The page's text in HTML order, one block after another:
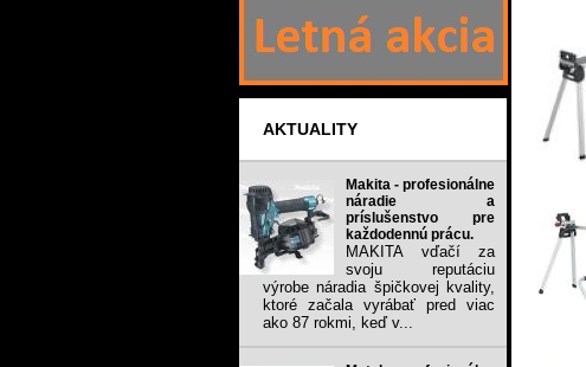
AKTUALITY
Makita - profesionálne
náradie a
príslušenstvo pre
každodennú prácu.
MAKITA vďačí za
svoju reputáciu
výrobe náradia špičkovej kvality,
ktoré začala vyrábať pred viac
ako 87 rokmi, keď v...